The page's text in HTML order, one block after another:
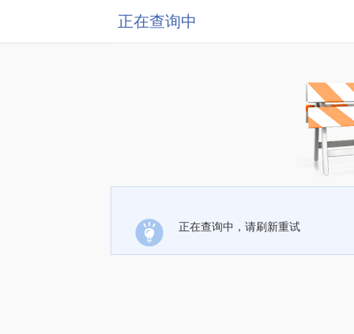
正在查询中
正在查询中，请刷新重试